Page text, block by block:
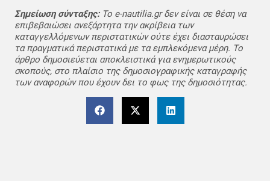
Σημείωση σύνταξης:Το e-nautilia.gr δεν είναι σε θέση να
επιβεβαιώσει ανεξάρτητα την ακρίβεια των
καταγγελλόμενων περιστατικών ούτε έχει διασταυρώσει
τα πραγματικά περιστατικά με τα εμπλεκόμενα μέρη. Το
άρθρο δημοσιεύεται αποκλειστικά για ενημερωτικούς
σκοπούς, στο πλαίσιο της δημοσιογραφικής καταγραφής
των αναφορών που έχουν δει το φως της δημοσιότητας.